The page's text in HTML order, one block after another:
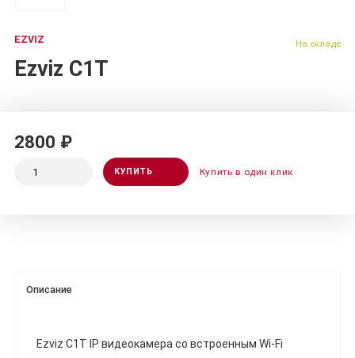
EZVIZ
Ezviz C1T
На складе
2800 ₽
КУПИТЬ Купить в один клик
Описание
Ezviz C1T IP видеокамера со встроенным Wi-Fi